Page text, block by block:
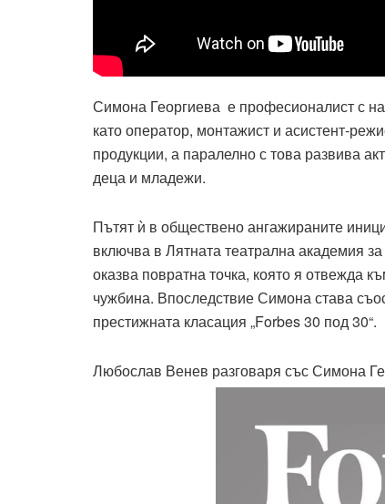
Симона Георгиева е професионалист с
като оператор, монтажист и асистент-
продукции, а паралелно с това развива
деца и младежи.
Пътят ѝ в обществено ангажираните
включва в Лятната театрална академия
оказва повратна точка, която я отвежда
чужбина. Впоследствие Симона става
престижната класация „Forbes 30 под 30“.
Любослав Венев разговаря със Симона